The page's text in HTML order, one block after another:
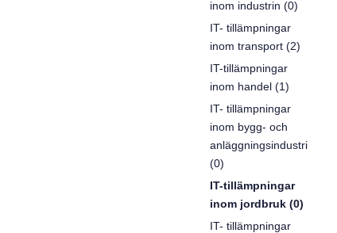
inom industrin (0)
IT- tillämpningar
inom transport (2)
IT-tillämpningar
inom handel (1)
IT- tillämpningar
inom bygg- och
anläggningsindustri
(0)
IT-tillämpningar
inom jordbruk (0)
IT- tillämpningar